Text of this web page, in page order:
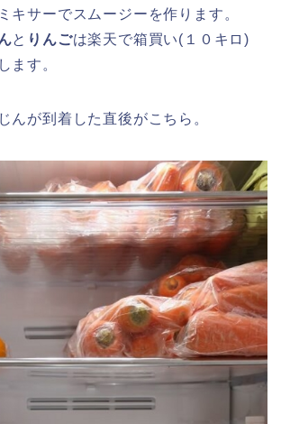
キサーでスムージーを作ります。
と りんごは楽天で箱買い(１０キロ)
ます。
んが到着した直後がこちら。